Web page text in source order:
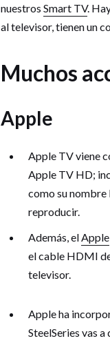
nuestros Smart TV.
al televisor, tienen un
Muchos
Apple
Apple TV viene
Apple TV HD;
como su nombre
reproducir.
Además, elApple
el cable HDMI
televisor.
Apple ha
SteelSeries vas